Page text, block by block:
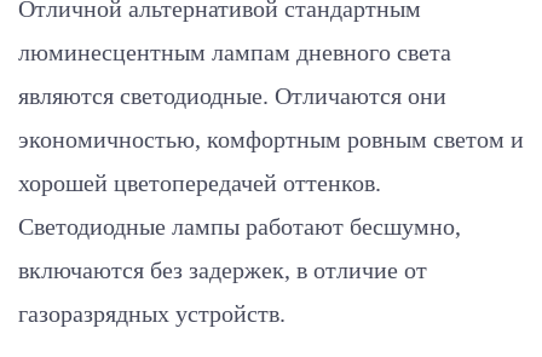
Отличной альтернативой стандартным
люминесцентным лампам дневного света
являются светодиодные. Отличаются они
экономичностью, комфортным ровным светом и
хорошей цветопередачей оттенков.
Светодиодные лампы работают бесшумно,
включаются без задержек, в отличие от
газоразрядных устройств.